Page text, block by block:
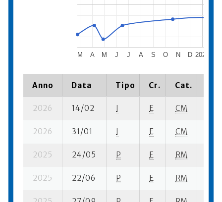
2025
M A M J J A S O N D
Anno Data Tipo Cr. Cat.
2026 14/02 I E CM
2026 31/01 I E CM
2025 24/05 P E RM
2025 22/06 P E RM